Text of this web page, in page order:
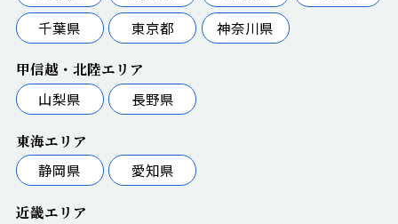
千葉県
東京都 神奈川県
甲信越・北陸エリア
山梨県
長野県
東海エリア
静岡県
愛知県
近畿エリア